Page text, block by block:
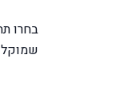
בחרו